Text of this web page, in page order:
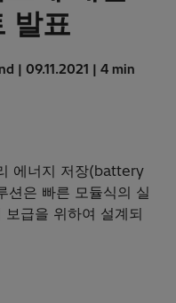
발표
| 09.11.2021 | 4 min
에너지 저장(battery
은 빠른 모듈식의 실
급을 위하여 설계되